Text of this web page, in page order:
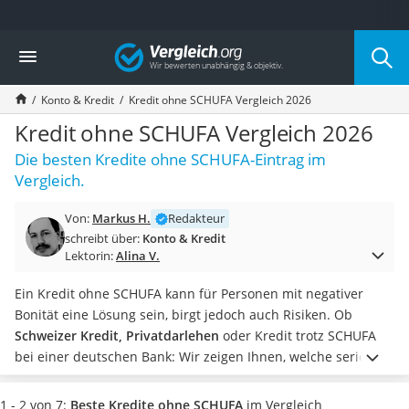
Die beliebtesten Vergleiche nach Kategorie
Finanzen
Silbermünze
Hardware-Wallet
Wohnmobilversicherung
E-Scooter-Versicherung
Münzkapseln
Spardose mit Zählwerk
Wohnwagenversicherung
Mietkautionskonto
Oldtimer-Versicherung
Pferde-OP-Versicherung
Geräteversicherung
Brillenversicherung
Kinderkonto
Krypto-Wallet
Hundekrankenversicherung
Vergleich
Konto & Kredit Kredit ohne SCHUFA Vergleich 2026
Kredit ohne SCHUFA Vergleich 2026
Die besten Kredite ohne SCHUFA-Eintrag im
Vergleich.
Von: Markus H.
Redakteur
schreibt über: Konto & Kredit
Lektorin:Alina V.
Ein Kredit ohne SCHUFA kann für Personen mit negativer
Bonität eine Lösung sein, birgt jedoch auch Risiken. Ob
Schweizer Kredit, Privatdarlehen oder Kredit trotz SCHUFA
bei einer deutschen Bank: Wir zeigen Ihnen, welche seriösen
Möglichkeiten es gibt und worauf Sie dabei achten sollten. In
unserer Vergleichstabelle finden Sie eine Reihe von
1 - 2 von 7: Beste Kredite ohne SCHUFA im Vergleich